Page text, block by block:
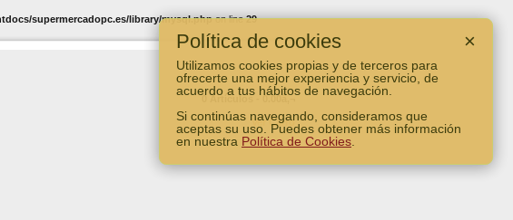
×
Política de cookies
Utilizamos cookies propias y de terceros para
ofrecerte una mejor experiencia y servicio, de
acuerdo a tus hábitos de navegación.
Si continúas navegando, consideramos que
aceptas su uso. Puedes obtener más información
en nuestra Política de Cookies
supermercadopc.es/library/mysql.phpon line29
0 Artículos - 0.00â‚¬
Ver Carro